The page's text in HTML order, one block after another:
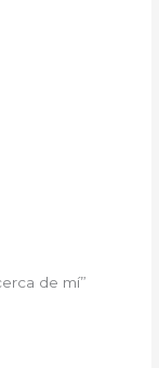
de mí”